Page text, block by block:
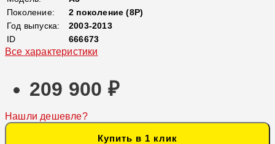
Поколение:
2 поколение (8P)
Год выпуска:
2003-2013
ID
666673
Все характеристики
209 900 ₽
Нашли дешевле?
Купить в 1 клик